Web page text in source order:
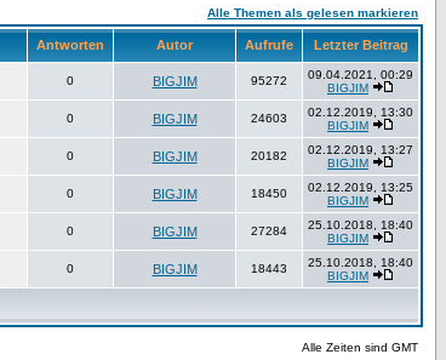
Alle Themen als gelesen markieren
Antworten Autor Aufrufe Letzter Beitrag
0 BIGJIM 95272
09.04.2021, 00:29
BIGJIM
0 BIGJIM 24603
02.12.2019, 13:30
BIGJIM
0 BIGJIM 20182
02.12.2019, 13:27
BIGJIM
0 BIGJIM 18450
02.12.2019, 13:25
BIGJIM
0 BIGJIM 27284
25.10.2018, 18:40
BIGJIM
0 BIGJIM 18443
25.10.2018, 18:40
BIGJIM
Alle Zeiten sind GMT